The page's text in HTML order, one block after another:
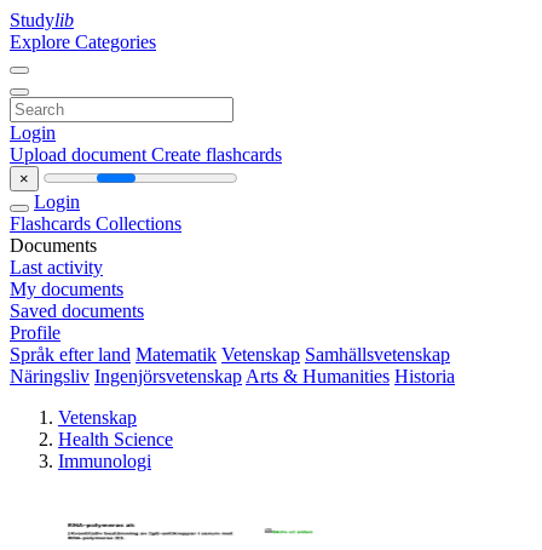
Studylib
Explore Categories
Login
Upload document Create flashcards
×
Login
Flashcards Collections
Documents
Last activity
My documents
Saved documents
Profile
Språk efter land Matematik Vetenskap Samhällsvetenskap
Näringsliv Ingenjörsvetenskap Arts & Humanities Historia
Vetenskap
Health Science
Immunologi